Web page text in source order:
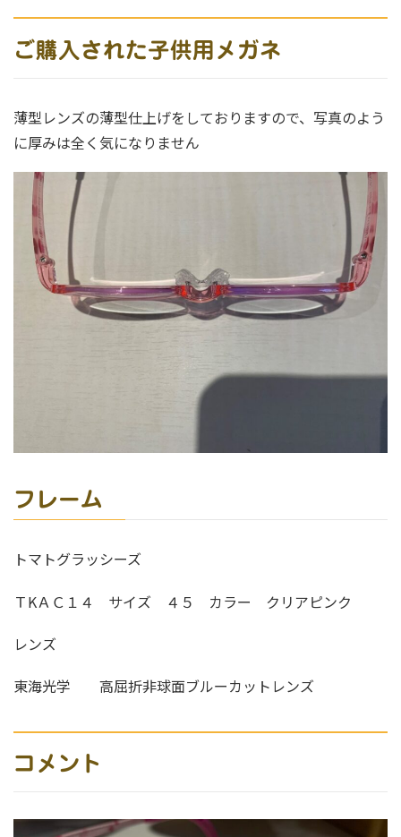
ご購入された子供用メガネ
薄型レンズの薄型仕上げをしておりますので、写真のよう
に厚みは全く気になりません
フレーム
トマトグラッシーズ
ＴKＡＣ１４ サイズ ４５ カラー クリアピンク
レンズ
東海光学 高屈折非球面ブルーカットレンズ
コメント